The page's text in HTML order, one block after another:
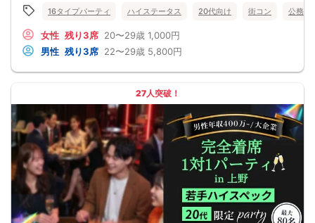
■留意事項
・最善を尽くしておりますが、やむを得ない事情（ご予約者様の当日キャンセル
交通費等の補償は致しかねますのであらかじめご了承ください。
・当日は時間に余裕をもってお越しください。10分以上の遅刻はご参加をお断り
する場合がございます。
パーティ開始2時間前まで
■飲食
アルコール/ソフトドリンク付き
16タイプパーティ ハイステータス 20代向け 街コン 公務員
女性 残り3席 20〜29歳 1,000円
男性 残り3席 22〜29歳 5,800円
27人突破！